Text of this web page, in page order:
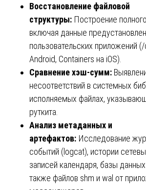
Восстановление файловой
структуры: Построение
включая данные
пользовательских приложений
Android, Containers на iOS).
Сравнение хэш-сумм:
несоответствий в системных
исполняемых файлах,
руткита.
Анализ метаданных и
артефактов: Исследование
событий (logcat), истории
записей календаря, базы
также файлов shm и wal от